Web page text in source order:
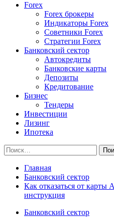
Forex
Forex брокеры
Индикаторы Forex
Советники Forex
Стратегии Forex
Банковский сектор
Автокредиты
Банковские карты
Депозиты
Кредитование
Бизнес
Тендеры
Инвестиции
Лизинг
Ипотека
Найти:
Главная
Банковский сектор
Как отказаться от карты
инструкция
Банковский сектор